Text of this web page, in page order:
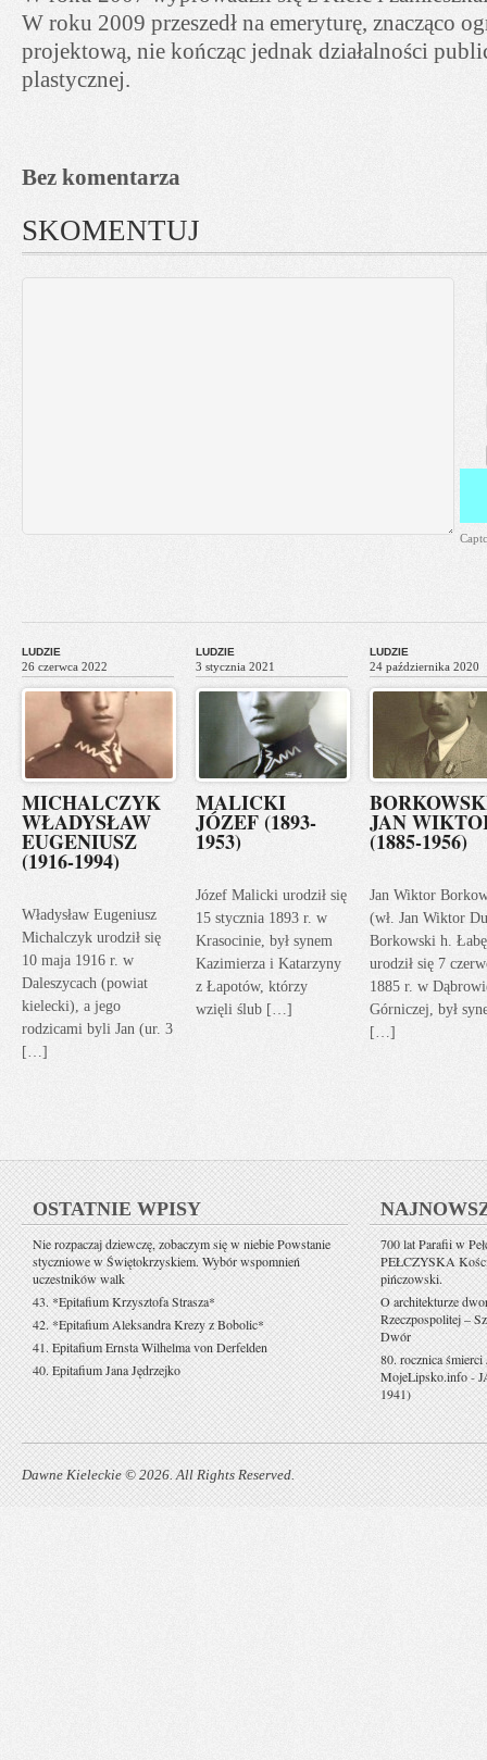
W roku 2009 przeszedł na emeryturę, znacząco
projektową, nie kończąc jednak działalności
plastycznej.
Bez komentarza
SKOMENTUJ
LUDZIE
26 czerwca 2022
MICHALCZYK
WŁADYSŁAW
EUGENIUSZ
(1916-1994)
Władysław Eugeniusz
Michalczyk urodził się
10 maja 1916 r. w
Daleszycach (powiat
kielecki), a jego
rodzicami byli Jan (ur. 3
[…]
LUDZIE
3 stycznia 2021
MALICKI
JÓZEF (1893-
1953)
Józef Malicki urodził się
15 stycznia 1893 r. w
Krasocinie, był synem
Kazimierza i Katarzyny
z Łapotów, którzy
wzięli ślub […]
LUDZIE
24 października 2020
JAN
(1885-1956)
Jan Wiktor
(wł. Jan Wiktor
Borkowski h.
urodził się 7
1885 r. w
Górniczej, był
[…]
OSTATNIE WPISY
Nie rozpaczaj dziewczę, zobaczym się w niebie Powstanie
styczniowe w Świętokrzyskiem. Wybór wspomnień
uczestników walk
43. *Epitafium Krzysztofa Strasza*
42. *Epitafium Aleksandra Krezy z Bobolic*
41. Epitafium Ernsta Wilhelma von Derfelden
40. Epitafium Jana Jędrzejko
700 lat Parafii w
PEŁCZYSKA
pińczowski.
O architekturze
Rzeczpospolitej –
Dwór
80. rocznica
MojeLipsko.info-
1941)
Dawne Kieleckie © 2026. All Rights Reserved.